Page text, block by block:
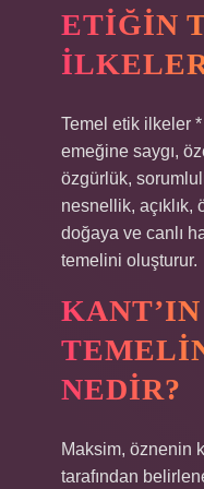
ETIĞIN
Temel etik ilkeler
emeğine saygı,
özgürlük,
nesnellik,
doğaya ve canlı
temelini oluşturur.
NEDIR?
Maksim, öznenin
tarafından